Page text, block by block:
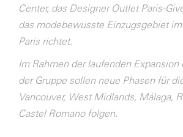
Center, das Designer Outlet Paris-
das modebewusste Einzugsgebiet
Paris richtet.
Im Rahmen der laufenden Expansion
der Gruppe sollen neue Phasen für
Vancouver, West Midlands, Málaga,
Castel Romano folgen.